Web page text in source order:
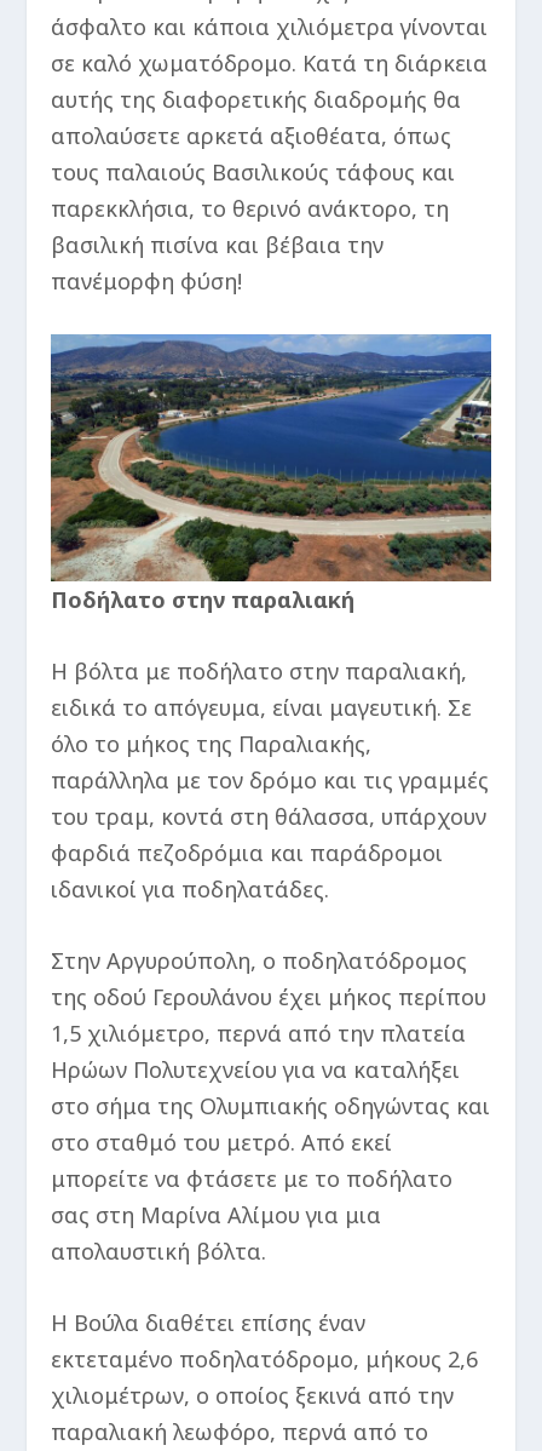
άσφαλτο και κάποια χιλιόμετρα γίνονται
σε καλό χωματόδρομο. Κατά τη διάρκεια
αυτής της διαφορετικής διαδρομής θα
απολαύσετε αρκετά αξιοθέατα, όπως
τους παλαιούς Βασιλικούς τάφους και
παρεκκλήσια, το θερινό ανάκτορο, τη
βασιλική πισίνα και βέβαια την
πανέμορφη φύση!
Ποδήλατο στην παραλιακή
Η βόλτα με ποδήλατο στην παραλιακή,
ειδικά το απόγευμα, είναι μαγευτική. Σε
όλο το μήκος της Παραλιακής,
παράλληλα με τον δρόμο και τις γραμμές
του τραμ, κοντά στη θάλασσα, υπάρχουν
φαρδιά πεζοδρόμια και παράδρομοι
ιδανικοί για ποδηλατάδες.
Στην Αργυρούπολη, ο ποδηλατόδρομος
της οδού Γερουλάνου έχει μήκος περίπου
1,5 χιλιόμετρο, περνά από την πλατεία
Ηρώων Πολυτεχνείου για να καταλήξει
στο σήμα της Ολυμπιακής οδηγώντας και
στο σταθμό του μετρό. Από εκεί
μπορείτε να φτάσετε με το ποδήλατο
σας στη Μαρίνα Αλίμου για μια
απολαυστική βόλτα.
Η Βούλα διαθέτει επίσης έναν
εκτεταμένο ποδηλατόδρομο, μήκους 2,6
χιλιομέτρων, ο οποίος ξεκινά από την
παραλιακή λεωφόρο, περνά από το